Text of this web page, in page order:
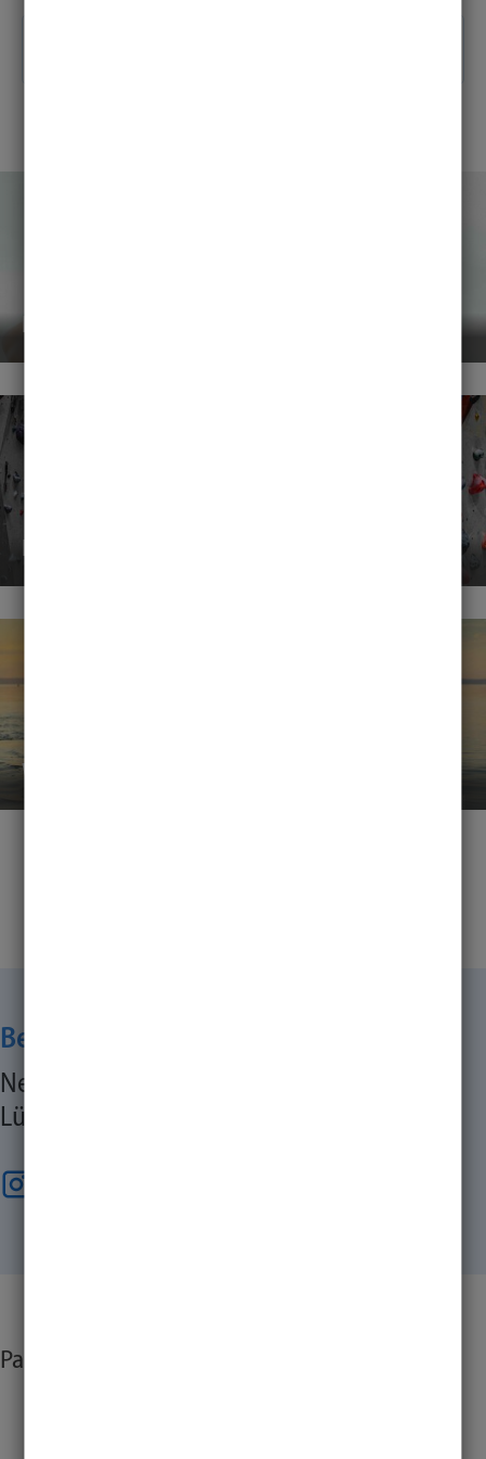
Events
Kursleiter*innen gesucht!
Wassersport
Besuche unsere Social Media Kanäle
Neuigkeiten rund um den Hochschulsport
Lübeck.
Partner & Sponsoren